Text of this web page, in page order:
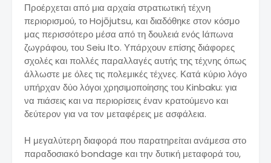
Προέρχεται από μια αρχαία στρατιωτική τέχνη
περιορισμού, το Hojōjutsu, και διαδόθηκε στον κόσμο
μας περισσότερο μέσα από τη δουλειά ενός Ιάπωνα
ζωγράφου, του Seiu Ito. Υπάρχουν επίσης διάφορες
σχολές και πολλές παραλλαγές αυτής της τέχνης όπως
άλλωστε με όλες τις πολεμικές τέχνες. Κατά κύριο λόγο
υπήρχαν δύο λόγοι χρησιμοποίησης του Kinbaku: για
να πιάσεις και να περιορίσεις έναν κρατούμενο και
δεύτερον για να τον μεταφέρεις με ασφάλεια.
Η μεγαλύτερη διαφορά που παρατηρείται ανάμεσα στο
παραδοσιακό bondage και την δυτική μεταφορά του,